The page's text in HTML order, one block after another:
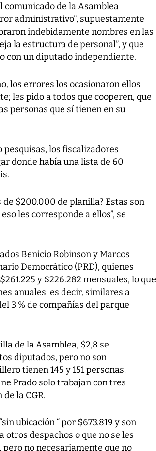
comunicado de la Asamblea
administrativo”, supuestamente
indebidamente nombres en las
la estructura de personal”, y que
con un diputado independiente.
los errores los ocasionaron ellos
les pido a todos que cooperen, que
personas que sí tienen en su
los fiscalizadores
donde había una lista de 60
de $200.000 de planilla? Estas son
les corresponde a ellos”, se
Benicio Robinson y Marcos
Democrático (PRD), quienes
y $226.282 mensuales, lo que
anuales, es decir, similares a
3 % de compañías del parque
de la Asamblea, $2,8 se
diputados, pero no son
tienen 145 y 151 personas,
Prado solo trabajan con tres
la CGR.
ubicación “ por $673.819 y son
despachos o que no se les
no necesariamente que no